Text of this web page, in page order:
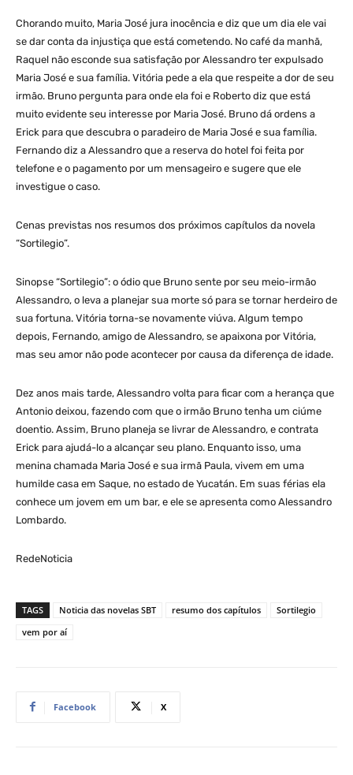
Chorando muito, Maria José jura inocência e diz que um dia ele vai
se dar conta da injustiça que está cometendo. No café da manhã,
Raquel não esconde sua satisfação por Alessandro ter expulsado
Maria José e sua família. Vitória pede a ela que respeite a dor de seu
irmão. Bruno pergunta para onde ela foi e Roberto diz que está
muito evidente seu interesse por Maria José. Bruno dá ordens a
Erick para que descubra o paradeiro de Maria José e sua família.
Fernando diz a Alessandro que a reserva do hotel foi feita por
telefone e o pagamento por um mensageiro e sugere que ele
investigue o caso.
Cenas previstas nos resumos dos próximos capítulos da novela
“Sortilegio”.
Sinopse “Sortilegio”: o ódio que Bruno sente por seu meio-irmão
Alessandro, o leva a planejar sua morte só para se tornar herdeiro de
sua fortuna. Vitória torna-se novamente viúva. Algum tempo
depois, Fernando, amigo de Alessandro, se apaixona por Vitória,
mas seu amor não pode acontecer por causa da diferença de idade.
Dez anos mais tarde, Alessandro volta para ficar com a herança que
Antonio deixou, fazendo com que o irmão Bruno tenha um ciúme
doentio. Assim, Bruno planeja se livrar de Alessandro, e contrata
Erick para ajudá-lo a alcançar seu plano. Enquanto isso, uma
menina chamada Maria José e sua irmã Paula, vivem em uma
humilde casa em Saque, no estado de Yucatán. Em suas férias ela
conhece um jovem em um bar, e ele se apresenta como Alessandro
Lombardo.
RedeNoticia
TAGS Noticia das novelas SBT resumo dos capítulos
Sortilegio
vem por aí
Facebook X